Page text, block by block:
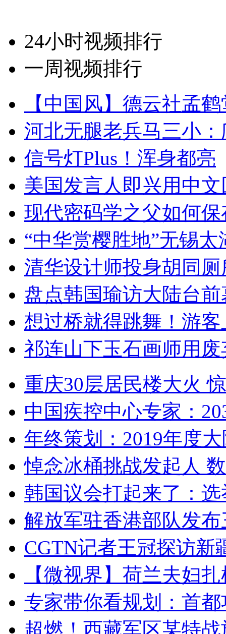
24小时视频排行
一周视频排行
【中国风】德云社孟
河北无腿老兵马三小
信号灯Plus！浑身都亮
美国发言人即兴用中
现代密码学之父如何
“中华赏樱胜地”无锡
清华设计师投身胡同
盘点韩国瑜访大陆台
想过桥就得跳舞！游客
祁连山下玉石画师用
重庆30层居民楼大火
中国疾控中心专家：
年终策划：2019年度
悼念冰桶挑战发起人
韩国议会打起来了：
解放军驻香港部队发
CGTN记者王冠探访新
【微视界】荷兰夫妇
专家带你看规划：首
超燃！西藏军区某特